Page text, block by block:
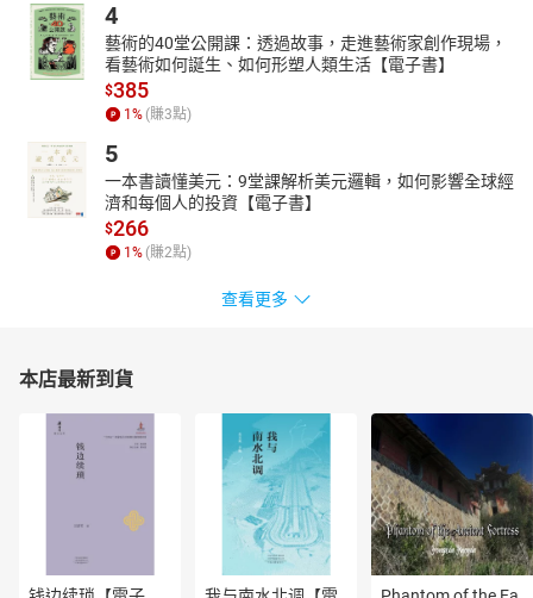
4
藝術的40堂公開課：透過故事，走進藝術家創作現場，
看藝術如何誕生、如何形塑人類生活【電子書】
$385
1 % (賺3點)
5
一本書讀懂美元：9堂課解析美元邏輯，如何影響全球經
濟和每個人的投資【電子書】
$266
1 % (賺2點)
查看更多
本店最新到貨